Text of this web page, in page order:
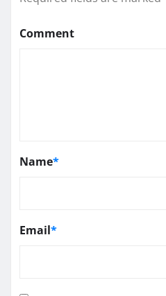
Comment
Name*
Email*